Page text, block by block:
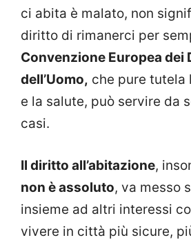
ci abita è malato, non
diritto di rimanerci per
Convenzione Europea dei
dell’Uomo, che pure tutela
e la salute, può servire da
casi.
Il diritto all’abitazione,
non è assoluto, va messo
insieme ad altri interessi
vivere in città più sicure,